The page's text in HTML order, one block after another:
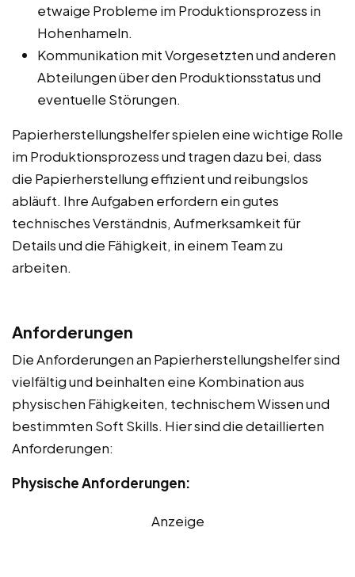
etwaige Probleme im Produktionsprozess in
Hohenhameln.
Kommunikation mit Vorgesetzten und anderen
Abteilungen über den Produktionsstatus und
eventuelle Störungen.
Papierherstellungshelfer spielen eine wichtige Rolle
im Produktionsprozess und tragen dazu bei, dass
die Papierherstellung effizient und reibungslos
abläuft. Ihre Aufgaben erfordern ein gutes
technisches Verständnis, Aufmerksamkeit für
Details und die Fähigkeit, in einem Team zu
arbeiten.
Anforderungen
Die Anforderungen an Papierherstellungshelfer sind
vielfältig und beinhalten eine Kombination aus
physischen Fähigkeiten, technischem Wissen und
bestimmten Soft Skills. Hier sind die detaillierten
Anforderungen:
Physische Anforderungen:
Anzeige